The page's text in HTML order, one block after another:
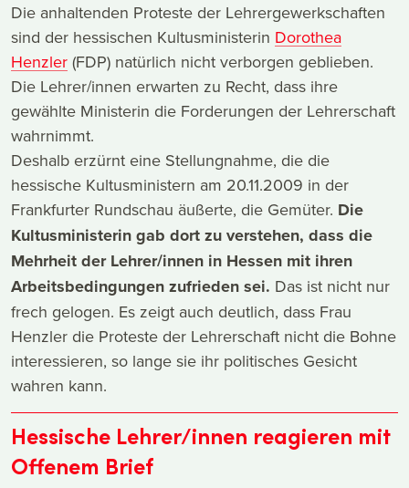
Die anhaltenden Proteste der Lehrergewerkschaften
sind der hessischen Kultusministerin Dorothea
Henzler (FDP) natürlich nicht verborgen geblieben.
Die Lehrer/innen erwarten zu Recht, dass ihre
gewählte Ministerin die Forderungen der Lehrerschaft
wahrnimmt.
Deshalb erzürnt eine Stellungnahme, die die
hessische Kultusministern am 20.11.2009 in der
Frankfurter Rundschau äußerte, die Gemüter. Die
Kultusministerin gab dort zu verstehen, dass die
Mehrheit der Lehrer/innen in Hessen mit ihren
Arbeitsbedingungen zufrieden sei. Das ist nicht nur
frech gelogen. Es zeigt auch deutlich, dass Frau
Henzler die Proteste der Lehrerschaft nicht die Bohne
interessieren, so lange sie ihr politisches Gesicht
wahren kann.
Hessische Lehrer/innen reagieren mit
Offenem Brief